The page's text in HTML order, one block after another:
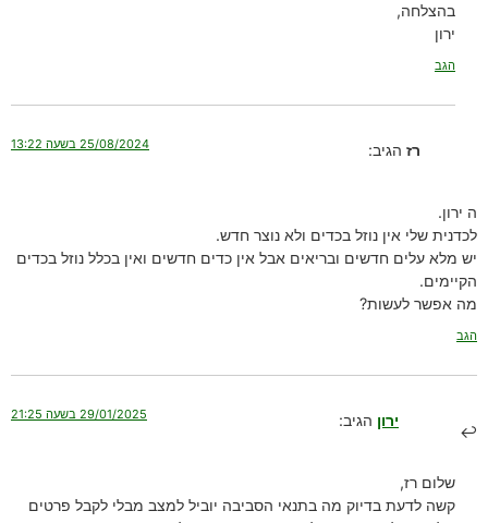
בהצלחה,
ירון
הגב
רז הגיב: 25/08/2024 בשעה 13:22
ה ירון.
לכדנית שלי אין נוזל בכדים ולא נוצר חדש.
יש מלא עלים חדשים ובריאים אבל אין כדים חדשים ואין בכלל נוזל בכדים
הקיימים.
מה אפשר לעשות?
הגב
ירון הגיב: 29/01/2025 בשעה 21:25
שלום רז,
קשה לדעת בדיוק מה בתנאי הסביבה יוביל למצב מבלי לקבל פרטים